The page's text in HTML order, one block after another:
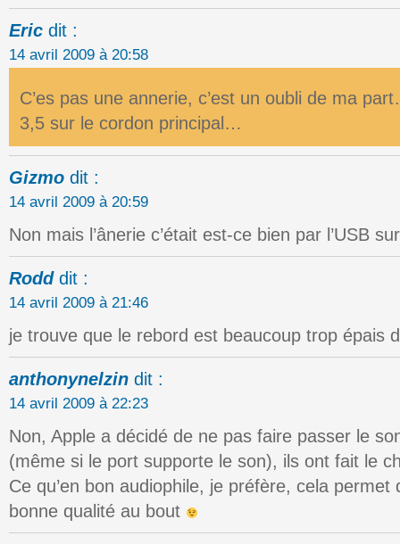
Eric dit :
14 avril 2009 à 20:58
C’es pas une annerie, c’est un oubli de ma
3,5 sur le cordon principal…
Gizmo dit :
14 avril 2009 à 20:59
Non mais l’ânerie c’était est-ce bien par l’USB
Rodd dit :
14 avril 2009 à 21:46
je trouve que le rebord est beaucoup trop épais
anthonynelzin dit :
14 avril 2009 à 22:23
Non, Apple a décidé de ne pas faire passer le
(même si le port supporte le son), ils ont fait le
Ce qu’en bon audiophile, je préfère, cela
bonne qualité au bout